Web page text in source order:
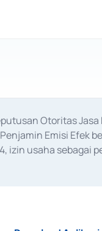
Otoritas
Emisi
izin usaha sebagai